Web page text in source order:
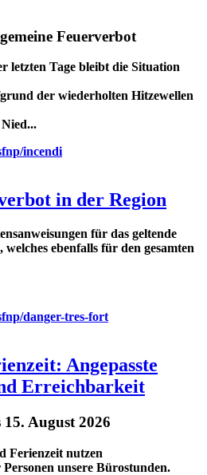
Feuerverbot
letzten Tage bleibt die Situation
der wiederholten Hitzewellen
incendi
in der Region
für das geltende
ebenfalls für den gesamten
danger-tres-fort
Angepasste
Erreichbarkeit
August 2026
Ferienzeit nutzen
unsere Bürostunden.